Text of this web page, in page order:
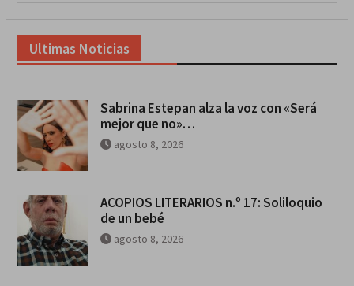
Ultimas Noticias
Sabrina Estepan alza la voz con «Será
mejor que no»…
agosto 8, 2026
ACOPIOS LITERARIOS n.º 17: Soliloquio
de un bebé
agosto 8, 2026